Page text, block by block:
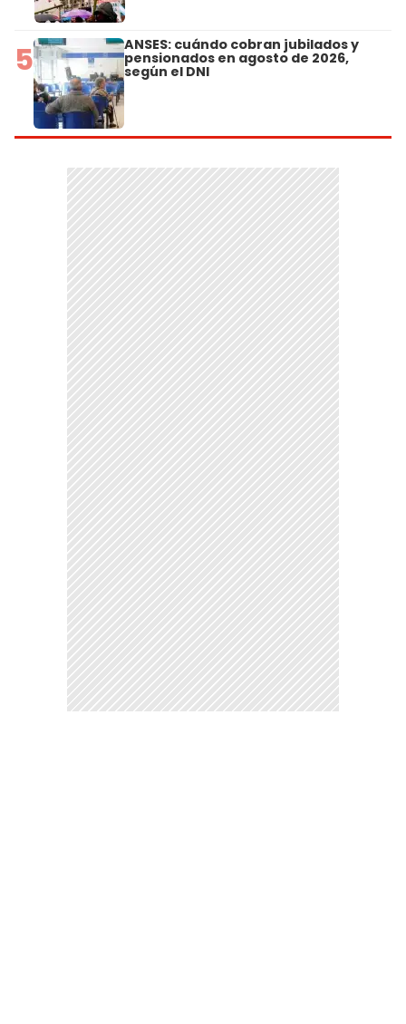
5 ANSES: cuándo cobran jubilados y
pensionados en agosto de 2026,
según el DNI